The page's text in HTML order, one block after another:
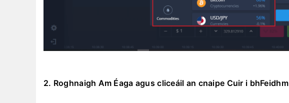
2. Roghnaigh Am Éaga agus cliceáil an cnaipe Cuir i bhFeidhm